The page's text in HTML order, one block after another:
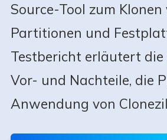
Source-Tool zum Klonen
Partitionen und
Testbericht erläutert die
Vor- und Nachteile, die
Anwendung von